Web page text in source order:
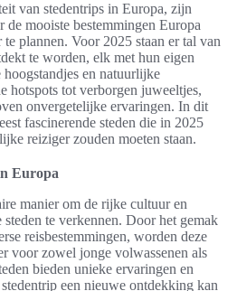
van stedentrips in Europa, zijn
de mooiste bestemmingen Europa
plannen. Voor 2025 staan er tal van
te worden, elk met hun eigen
en natuurlijke
hotspots tot verborgen juweeltjes,
onvergetelijke ervaringen. In dit
fascinerende steden die in 2025
reiziger zouden moeten staan.
Europa
manier om de rijke cultuur en
steden te verkennen. Door het gemak
reisbestemmingen, worden deze
voor zowel jonge volwassenen als
bieden unieke ervaringen en
een nieuwe ontdekking kan